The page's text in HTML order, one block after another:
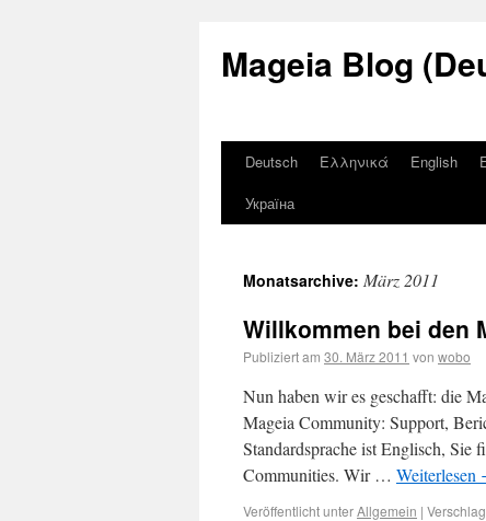
Mageia Blog
Deutsch Ελληνικά English
Україна
Monatsarchive: März 2011
Willkommen bei den
Publiziert am 30. März 2011 von wobo
Nun haben wir es geschafft: die
Mageia Community: Support,
Standardsprache ist Englisch, Sie
Communities. Wir … Weiterlesen
Veröffentlicht unterAllgemein |